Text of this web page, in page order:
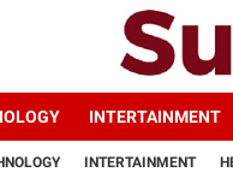
INTERTAINMENT
INTERTAINMENT